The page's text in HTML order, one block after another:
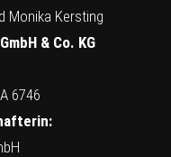
Monika Kersting
& Co. KG
6746